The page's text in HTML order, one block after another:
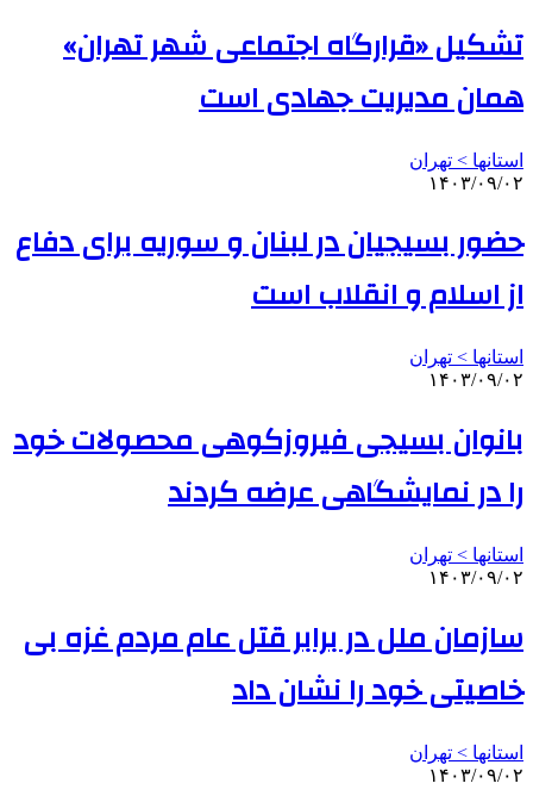
تشکیل «قرارگاه اجتماعی شهر تهران»
همان مدیریت جهادی است
استانها > تهران
۱۴۰۳/۰۹/۰۲
حضور بسیجیان در لبنان و سوریه برای دفاع
از اسلام و انقلاب است
استانها > تهران
۱۴۰۳/۰۹/۰۲
بانوان بسیجی فیروزکوهی محصولات خود
را در نمایشگاهی عرضه کردند
استانها > تهران
۱۴۰۳/۰۹/۰۲
سازمان ملل در برابر قتل عام مردم غزه بی
خاصیتی خود را نشان داد
استانها > تهران
۱۴۰۳/۰۹/۰۲